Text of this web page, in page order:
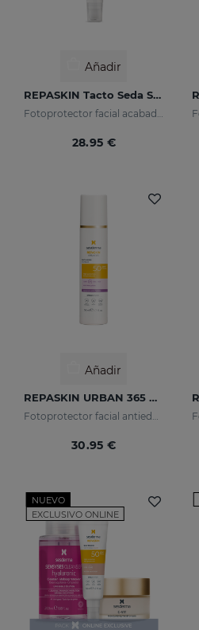
Añadir
REPASKIN Tacto Seda SPF50
28.95 €
Añadir
REPASKIN URBAN 365 Antiedad SPF50
Fotoprotector facial antiedad
30.95 €
NUEVO
EXCLUSIVO ONLINE